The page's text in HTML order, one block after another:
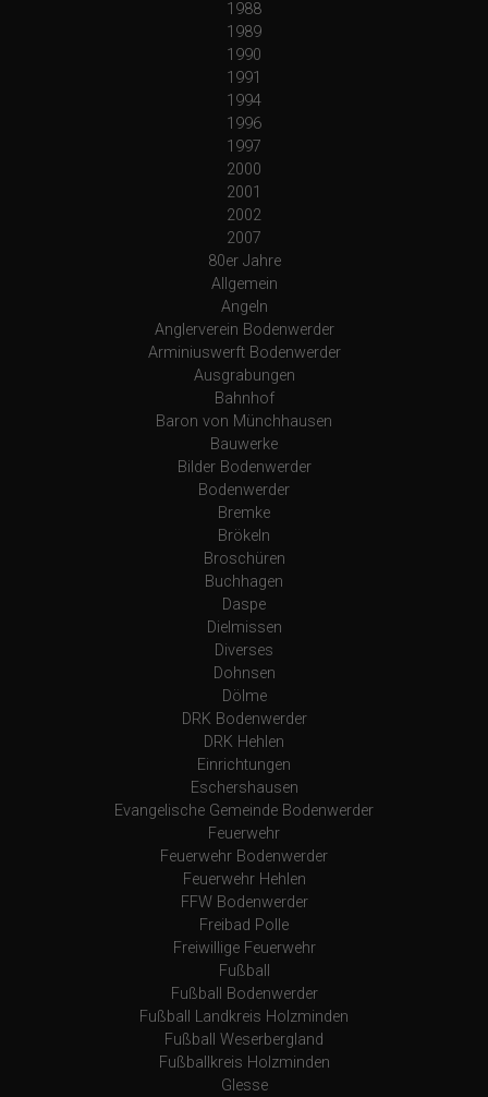
1988
1989
1990
1991
1994
1996
1997
2000
2001
2002
2007
80er Jahre
Allgemein
Angeln
Anglerverein Bodenwerder
Arminiuswerft Bodenwerder
Ausgrabungen
Bahnhof
Baron von Münchhausen
Bauwerke
Bilder Bodenwerder
Bodenwerder
Bremke
Brökeln
Broschüren
Buchhagen
Daspe
Dielmissen
Diverses
Dohnsen
Dölme
DRK Bodenwerder
DRK Hehlen
Einrichtungen
Eschershausen
Evangelische Gemeinde Bodenwerder
Feuerwehr
Feuerwehr Bodenwerder
Feuerwehr Hehlen
FFW Bodenwerder
Freibad Polle
Freiwillige Feuerwehr
Fußball
Fußball Bodenwerder
Fußball Landkreis Holzminden
Fußball Weserbergland
Fußballkreis Holzminden
Glesse